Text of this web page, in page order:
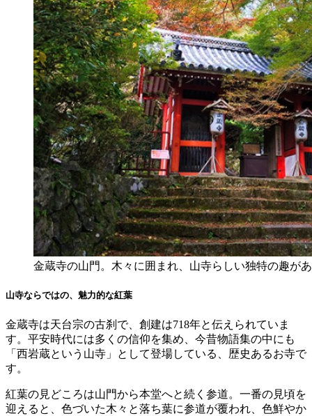
金蔵寺の山門。木々に囲まれ、山寺らしい独特の趣が
山寺ならではの、魅力的な紅葉
金蔵寺は天台宗の古刹で、創建は718年と伝えられていま
す。平安時代には多くの信仰を集め、今昔物語集の中にも
「西岩蔵という山寺」として登場している、歴史あるお寺で
す。
紅葉の見どころは山門から本堂へと続く参道。一番の見頃を
迎えると、色づいた木々と落ち葉に参道が覆われ、色鮮やか